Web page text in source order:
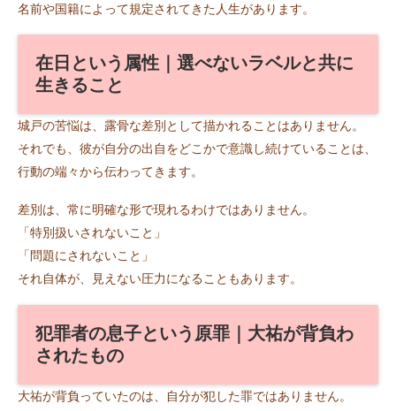
名前や国籍によって規定されてきた人生があります。
在日という属性｜選べないラベルと共に
生きること
城戸の苦悩は、露骨な差別として描かれることはありません。
それでも、彼が自分の出自をどこかで意識し続けていることは、
行動の端々から伝わってきます。
差別は、常に明確な形で現れるわけではありません。
「特別扱いされないこと」
「問題にされないこと」
それ自体が、見えない圧力になることもあります。
犯罪者の息子という原罪｜大祐が背負わ
されたもの
大祐が背負っていたのは、自分が犯した罪ではありません。